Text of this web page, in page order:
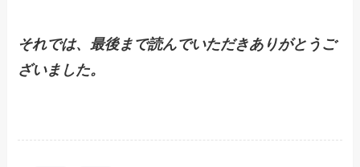
それでは、最後まで読んでいただきありがとうご
ざいました。